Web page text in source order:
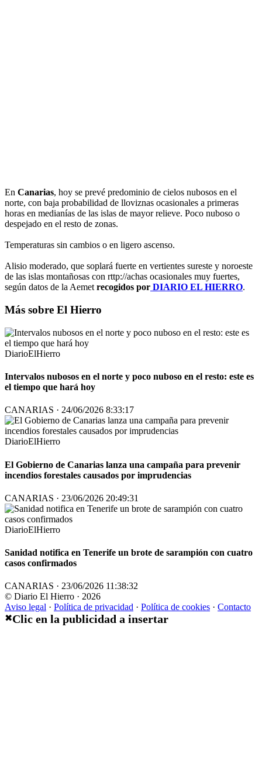
En Canarias, hoy se prevé predominio de cielos nubosos en el
norte, con baja probabilidad de lloviznas ocasionales a primeras
horas en medianías de las islas de mayor relieve. Poco nuboso o
despejado en el resto de zonas.
Temperaturas sin cambios o en ligero ascenso.
Alisio moderado, que soplará fuerte en vertientes sureste y noroeste
de las islas montañosas con rttp://achas ocasionales muy fuertes,
según datos de la Aemet recogidos por DIARIO EL HIERRO.
Más sobre El Hierro
DiarioElHierro
Intervalos nubosos en el norte y poco nuboso en el resto: este es
el tiempo que hará hoy
CANARIAS · 24/06/2026 8:33:17
DiarioElHierro
El Gobierno de Canarias lanza una campaña para prevenir
incendios forestales causados por imprudencias
CANARIAS · 23/06/2026 20:49:31
DiarioElHierro
Sanidad notifica en Tenerife un brote de sarampión con cuatro
casos confirmados
CANARIAS · 23/06/2026 11:38:32
© Diario El Hierro · 2026
Aviso legal · Política de privacidad · Política de cookies · Contacto
✖Clic en la publicidad a insertar